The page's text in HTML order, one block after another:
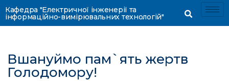
Кафедра "Електричної інженерії та
інформаційно-вимірювальних технологій"
Вшануймо пам`ять жертв
Голодомору!